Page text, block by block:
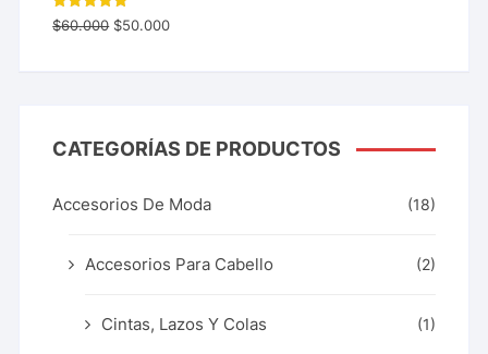
Valorado
con 5.00
$60.000 $50.000
CATEGORÍAS DE PRODUCTOS
Accesorios De Moda (18)
Accesorios Para Cabello (2)
Cintas, Lazos Y Colas (1)